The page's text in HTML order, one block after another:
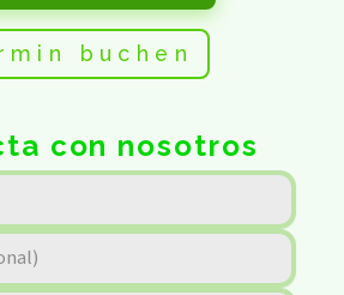
buchen
con nosotros